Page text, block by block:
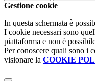
Gestione cookie
In questa schermata è
I cookie necessari sono
piattaforma e non è
Per conoscere quali sono i
visionare la COOKIE